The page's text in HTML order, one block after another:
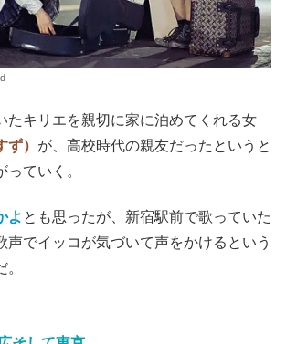
たキリエを親切に家に泊めてくれる女
ず） が、高校時代の親友だったというと
っていく。
よ とも思ったが、新宿駅前で歌っていた
声でイッコが気づいて声をかけるという